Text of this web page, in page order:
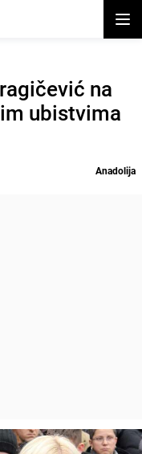
na
ubistvima
Anadolija